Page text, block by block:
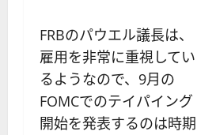
FRBのパウエル議長は、
雇用を非常に重視してい
るようなので、9月の
FOMCでのテイパイング
開始を発表するのは時期